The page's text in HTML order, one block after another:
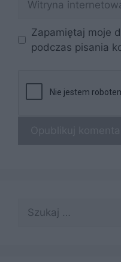
internetowa
Zapamiętaj moje
podczas pisania